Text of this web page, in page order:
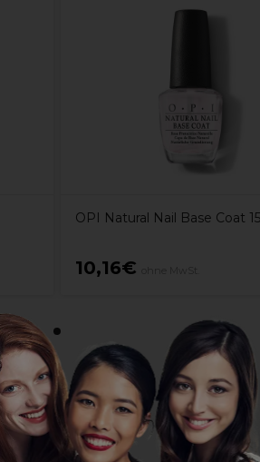
OPI Natural Nail Base Coat
10,16€